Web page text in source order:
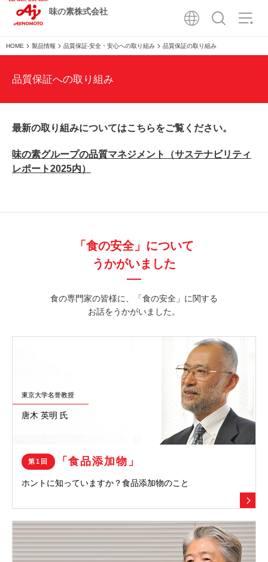
味の素株式会社
HOME 製品情報 品質保証-安全・安心への取り組み 品質保証の取り組み
品質保証への取り組み
最新の取り組みについてはこちらをご覧ください。
味の素グループの品質マネジメント（サステナビリティ
レポート2025内）
「食の安全」について
うかがいました
食の専門家の皆様に、「食の安全」に関する
お話をうかがいました。
東京大学名誉教授
唐木 英明 氏
第1回 「食品添加物」
ホントに知っていますか？食品添加物のこと